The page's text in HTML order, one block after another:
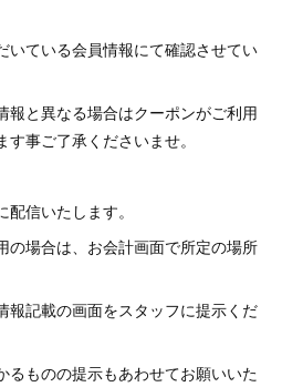
いている会員情報にて確認させてい
報と異なる場合はクーポンがご利用
事ご了承くださいませ。
信いたします。
の場合は、お会計画面で所定の場所
報記載の画面をスタッフに提示くだ
るものの提示もあわせてお願いいた